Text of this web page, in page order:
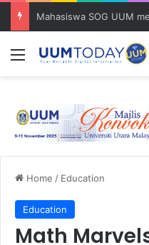
Menu
Home / Education
Education
Math